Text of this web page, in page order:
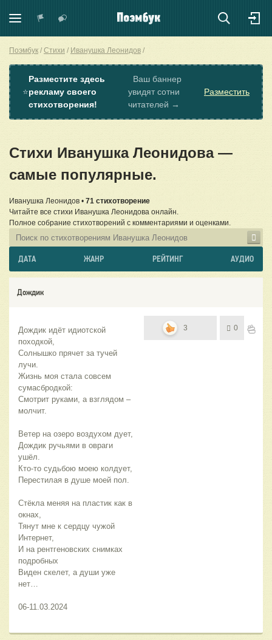
Поэмбук Стихи Иванушка Леонидов
⭐
Разместите здесь
рекламу своего
стихотворения!
Ваш баннер
увидят сотни
читателей →
Разместить
Стихи Иванушка Леонидова —
самые популярные.
Иванушка Леонидов • 71 стихотворение
Читайте все стихи Иванушка Леонидова онлайн.
Полное собрание стихотворений с комментариями и оценками.
ДАТА ЖАНР РЕЙТИНГ АУДИО
Дождик
Дождик идёт идиотской
походкой,
Солнышко прячет за тучей
лучи.
Жизнь моя стала совсем
сумасбродкой:
Смотрит руками, а взглядом –
молчит.
Ветер на озеро воздухом дует,
Дождик ручьями в овраги
ушёл.
Кто-то судьбою моею колдует,
Перестилая в душе моей пол.
Стёкла меняя на пластик как в
окнах,
Тянут мне к сердцу чужой
Интернет,
И на рентгеновских снимках
подробных
Виден скелет, а души уже
нет…
06-11.03.2024
3 0